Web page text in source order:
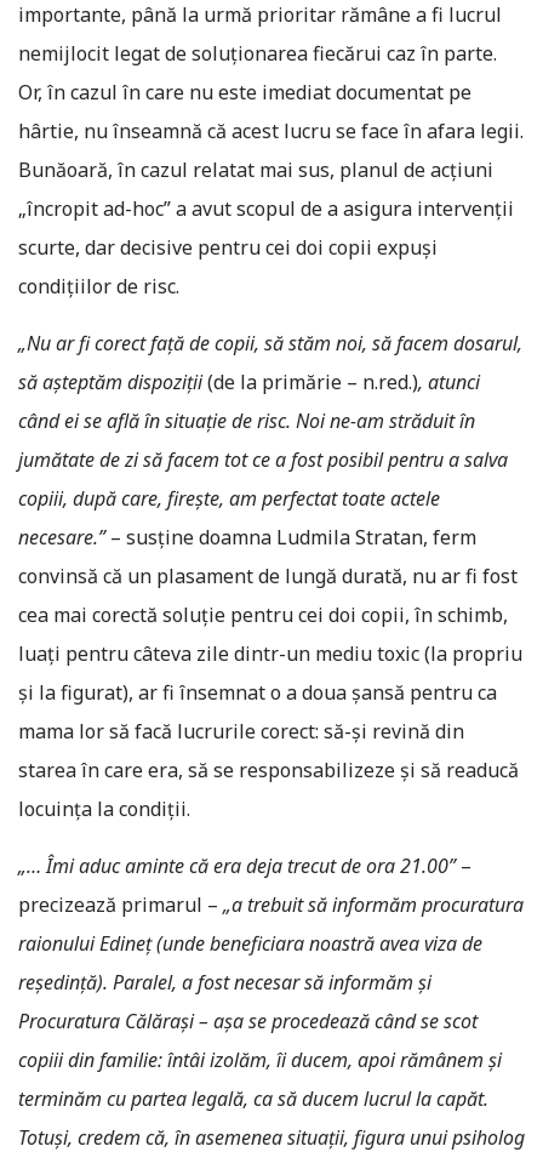
importante, până la urmă prioritar rămâne a fi lucrul
nemijlocit legat de soluționarea fiecărui caz în parte.
Or, în cazul în care nu este imediat documentat pe
hârtie, nu înseamnă că acest lucru se face în afara legii.
Bunăoară, în cazul relatat mai sus, planul de acțiuni
„încropit ad-hoc” a avut scopul de a asigura intervenții
scurte, dar decisive pentru cei doi copii expuși
condițiilor de risc.
„Nu ar fi corect față de copii, să stăm noi, să facem dosarul,
să așteptăm dispoziții(de la primărie – n.red.), atunci
când ei se află în situație de risc. Noi ne-am străduit în
jumătate de zi să facem tot ce a fost posibil pentru a salva
copiii, după care, fireşte, am perfectat toate actele
necesare.”– susține doamna Ludmila Stratan, ferm
convinsă că un plasament de lungă durată, nu ar fi fost
cea mai corectă soluție pentru cei doi copii, în schimb,
luați pentru câteva zile dintr-un mediu toxic (la propriu
și la figurat), ar fi însemnat o a doua șansă pentru ca
mama lor să facă lucrurile corect: să-și revină din
starea în care era, să se responsabilizeze și să readucă
locuința la condiții.
„… Îmi aduc aminte că era deja trecut de ora 21.00”–
precizează primarul – „a trebuit să informăm procuratura
raionului Edineț (unde beneficiara noastră avea viza de
reședință). Paralel, a fost necesar să informăm și
Procuratura Călărași – așa se procedează când se scot
copiii din familie: întâi izolăm, îi ducem, apoi rămânem și
terminăm cu partea legală, ca să ducem lucrul la capăt.
Totuși, credem că, în asemenea situații, figura unui psiholog